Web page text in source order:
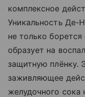
комплексное
Уникальность Де-
не только
образует на
защитную плёнку.
заживляющее
желудочного